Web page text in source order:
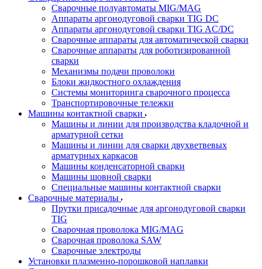
Сварочные полуавтоматы MIG/MAG
Аппараты аргонодуговой сварки TIG DC
Аппараты аргонодуговой сварки TIG AC/DC
Сварочные аппараты для автоматической сварки
Сварочные аппараты для роботизированной
сварки
Механизмы подачи проволоки
Блоки жидкостного охлаждения
Системы мониторинга сварочного процесса
Транспортировочные тележки
Машины контактной сварки
Машины и линии для производства кладочной и
арматурной сетки
Машины и линии для сварки двухветвевых
арматурных каркасов
Машины конденсаторной сварки
Машины шовной сварки
Специальные машины контактной сварки
Сварочные материалы
Прутки присадочные для аргонодуговой сварки
TIG
Сварочная проволока MIG/MAG
Сварочная проволока SAW
Сварочные электроды
Установки плазменно-порошковой наплавки